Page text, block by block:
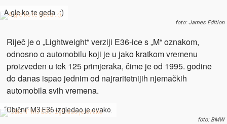
A gle ko te geda…:)
foto: James Edition
Riječ je o „Lightweight“ verziji E36-ice s „M“ oznakom,
odnosno o automobilu koji je u jako kratkom vremenu
proizveden u tek 125 primjeraka, čime je od 1995. godine
do danas ispao jednim od najraritetnijih njemačkih
automobila svih vremena.
“Obični” M3 E36 izgledao je ovako.
foto: BMW